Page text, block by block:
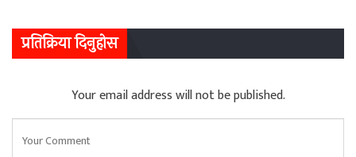
प्रतिक्रिया दिनुहोस
Your email address will not be published.